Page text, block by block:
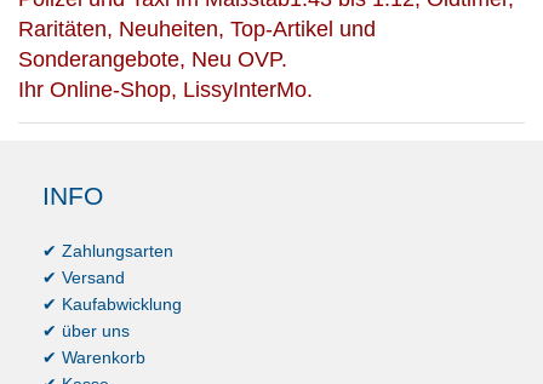
Raritäten, Neuheiten, Top-Artikel und
Sonderangebote, Neu OVP.
Ihr Online-Shop, LissyInterMo.
INFO
✔ Zahlungsarten
✔ Versand
✔ Kaufabwicklung
✔ über uns
✔ Warenkorb